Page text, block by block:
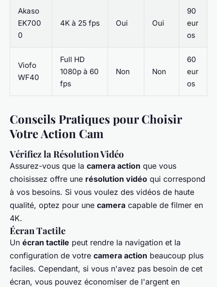
Akaso
EK700
0
4K à 25 fps Oui Oui
90
eur
os
Viofo
WF40
Full HD
1080p à 60
fps
Non Non
60
eur
os
Conseils Pratiques pour Choisir
Votre Action Cam
Vérifiez la Résolution Vidéo
Assurez-vous que la camera action que vous
choisissez offre une résolution vidéo qui correspond
à vos besoins. Si vous voulez des vidéos de haute
qualité, optez pour une camera capable de filmer en
4K.
Écran Tactile
Un écran tactile peut rendre la navigation et la
configuration de votre camera action beaucoup plus
faciles. Cependant, si vous n'avez pas besoin de cet
écran, vous pouvez économiser de l'argent en